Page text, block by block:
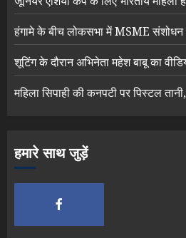
हंगामे के बीच लोकसभा में MSME संशोधन
शूटिंग के दौरान अभिनेता महेश बाबू का
महिला सिपाही की कनपटी पर पिस्टल
हमारे साथ जुड़ें